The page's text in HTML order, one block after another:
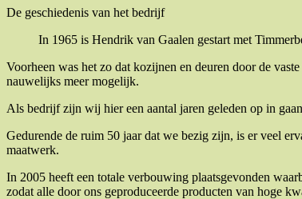
De geschiedenis van het bedrijf
In 1965 is Hendrik van Gaalen gestart met
Voorheen was het zo dat kozijnen en deuren door de
nauwelijks meer mogelijk.
Als bedrijf zijn wij hier een aantal jaren geleden op in
Gedurende de ruim 50 jaar dat we bezig zijn, is er veel
maatwerk.
In 2005 heeft een totale verbouwing plaatsgevonden
zodat alle door ons geproduceerde producten van hoge